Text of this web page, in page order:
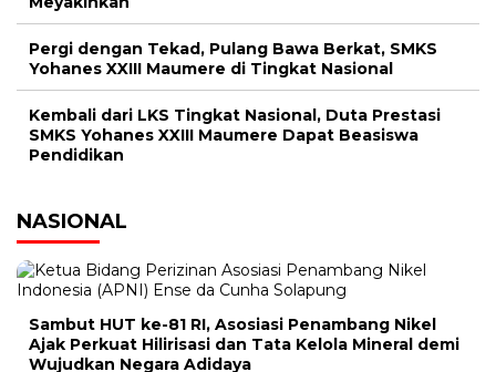
Pergi dengan Tekad, Pulang Bawa Berkat, SMKS
Yohanes XXIII Maumere di Tingkat Nasional
Kembali dari LKS Tingkat Nasional, Duta Prestasi
SMKS Yohanes XXIII Maumere Dapat Beasiswa
Pendidikan
NASIONAL
Sambut HUT ke-81 RI, Asosiasi Penambang Nikel
Ajak Perkuat Hilirisasi dan Tata Kelola Mineral demi
Wujudkan Negara Adidaya